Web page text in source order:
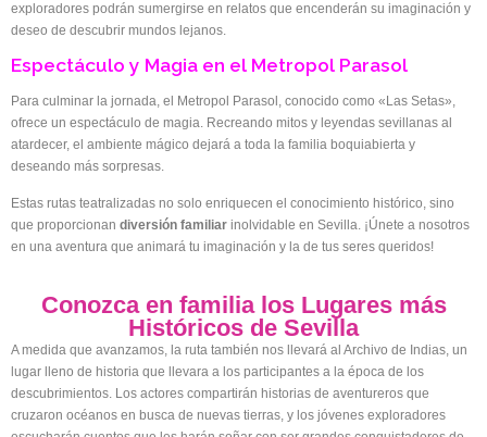
exploradores podrán sumergirse en relatos que encenderán su imaginación y
deseo de descubrir mundos lejanos.
Espectáculo y Magia en el Metropol Parasol
Para culminar la jornada, el Metropol Parasol, conocido como «Las Setas»,
ofrece un espectáculo de magia. Recreando mitos y leyendas sevillanas al
atardecer, el ambiente mágico dejará a toda la familia boquiabierta y
deseando más sorpresas.
Estas rutas teatralizadas no solo enriquecen el conocimiento histórico, sino
que proporcionan diversión familiar inolvidable en Sevilla. ¡Únete a nosotros
en una aventura que animará tu imaginación y la de tus seres queridos!
Conozca en familia los Lugares más
Históricos de Sevilla
A medida que avanzamos, la ruta también nos llevará al Archivo de Indias, un
lugar lleno de historia que llevara a los participantes a la época de los
descubrimientos. Los actores compartirán historias de aventureros que
cruzaron océanos en busca de nuevas tierras, y los jóvenes exploradores